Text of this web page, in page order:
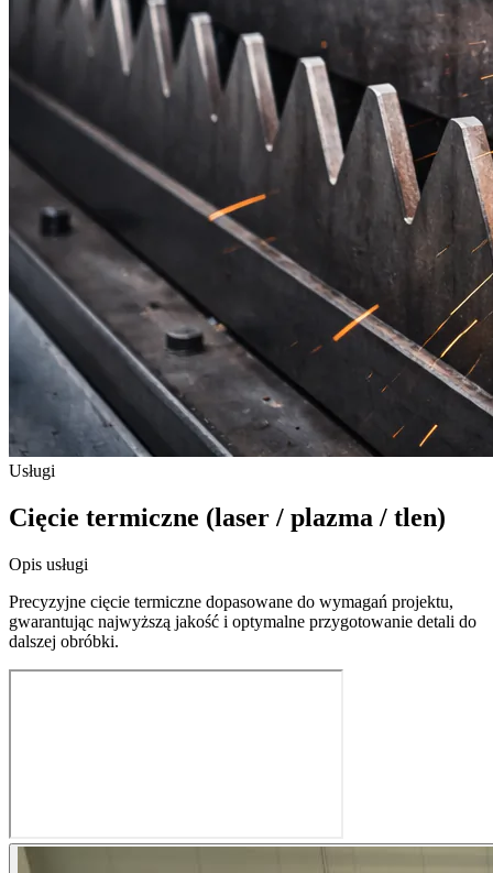
Usługi
Cięcie termiczne (laser / plazma / tlen)
Opis usługi
Precyzyjne cięcie termiczne dopasowane do wymagań projektu,
gwarantując najwyższą jakość i optymalne przygotowanie detali do
dalszej obróbki.